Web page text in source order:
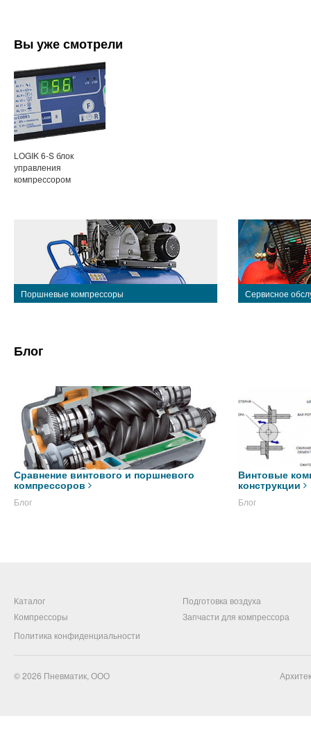
Вы уже смотрели
LOGIK 6-S блок
управления
компрессором
Поршневые компрессоры Сервисное
Блог
Сравнение винтового и поршневого
компрессоров
Блог
Винтовые
конструкции
Блог
Каталог
Компрессоры
Подготовка воздуха
Запчасти для компрессора
Политика конфиденциальности
© 2026 Пневматик, ООО